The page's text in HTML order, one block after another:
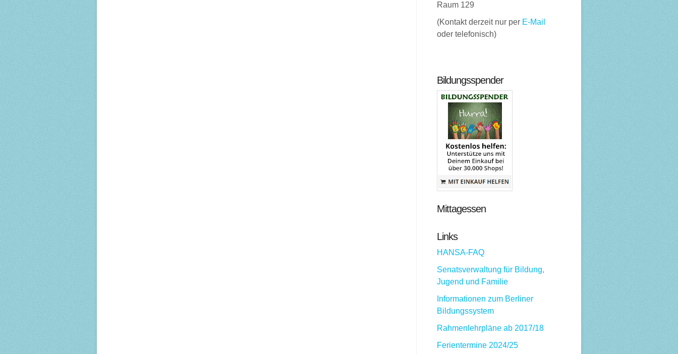
Raum 129
(Kontakt derzeit nur per E-Mail
oder telefonisch)
Bildungsspender
Mittagessen
Links
HANSA-FAQ
Senatsverwaltung für Bildung,
Jugend und Familie
Informationen zum Berliner
Bildungssystem
Rahmenlehrpläne ab 2017/18
Ferientermine 2024/25